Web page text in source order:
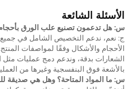
الأسئلة الشائعة
س: هل تدعمون تصنيع علب الورق
ج: نعم، ندعم التخصيص الشامل في جميع
الأحجام والأشكال وفقًا لمواصفات
الشعارات بدقة، وندعم دمج عمليات مثل
بالأشعة فوق البنفسجية وغيرها من
س: ما المواد المتاحة؟ وهل هي صديقة